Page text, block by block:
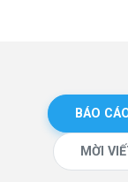
BÁO
MỜI